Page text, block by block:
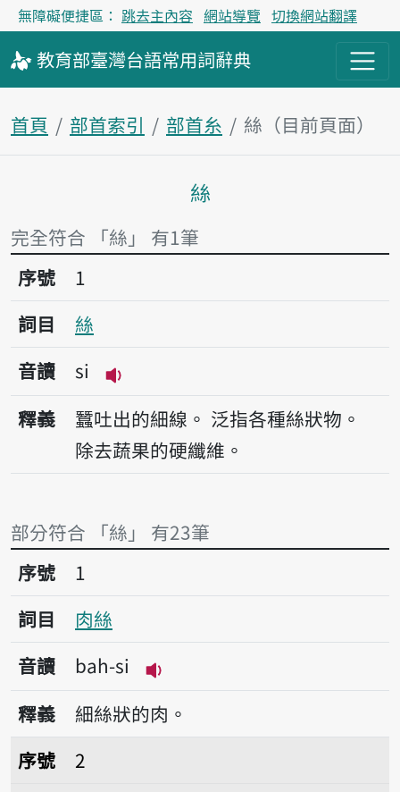
無障礙便捷區： 跳去主內容 網站導覽 切換網站翻譯
教育部臺灣台語常用詞辭典
首頁 部首索引 部首糸 絲（目前頁面）
主內容區塊
絲
完全符合 「絲」 有1筆
序號1絲
序號
1
詞目
絲
音讀
si
播放音讀si
釋義 蠶吐出的細線。 泛指各種絲狀物。
除去蔬果的硬纖維。
部分符合 「絲」 有23筆
序號1肉絲
序號
1
詞目
肉絲
音讀
bah-si
播放音讀bah-si
釋義
細絲狀的肉。
序號2無半絲
序號
2